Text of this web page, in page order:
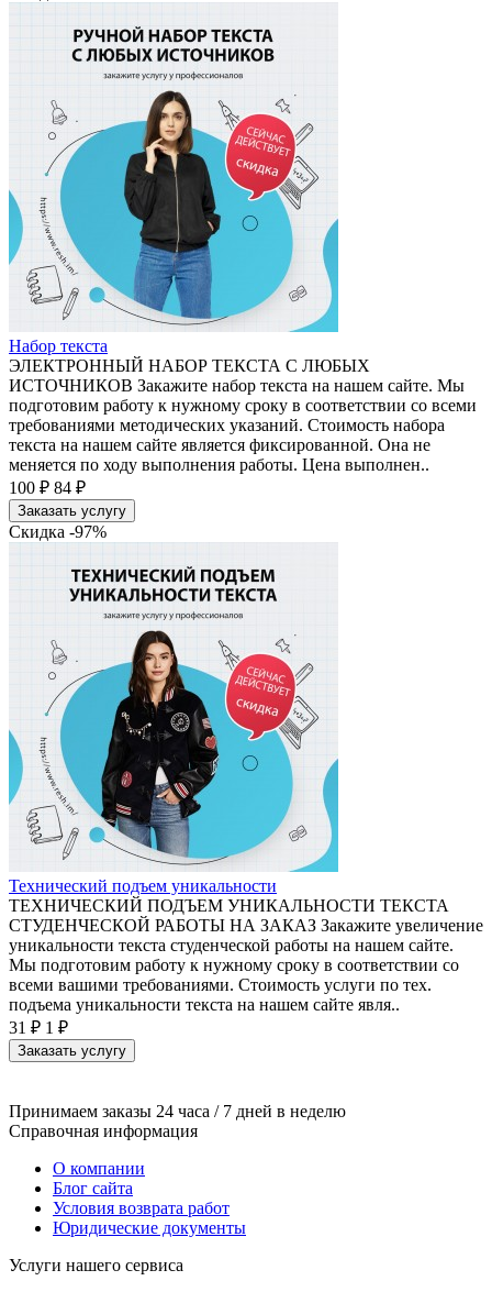
Набор текста
ЭЛЕКТРОННЫЙ НАБОР ТЕКСТА С ЛЮБЫХ
ИСТОЧНИКОВ Закажите набор текста на нашем сайте. Мы
подготовим работу к нужному сроку в соответствии со всеми
требованиями методических указаний. Стоимость набора
текста на нашем сайте является фиксированной. Она не
меняется по ходу выполнения работы. Цена выполнен..
100 ₽ 84 ₽
Заказать услугу
Скидка -97%
Технический подъем уникальности
ТЕХНИЧЕСКИЙ ПОДЪЕМ УНИКАЛЬНОСТИ ТЕКСТА
СТУДЕНЧЕСКОЙ РАБОТЫ НА ЗАКАЗ Закажите увеличение
уникальности текста студенческой работы на нашем сайте.
Мы подготовим работу к нужному сроку в соответствии со
всеми вашими требованиями. Стоимость услуги по тех.
подъема уникальности текста на нашем сайте явля..
31 ₽ 1 ₽
Заказать услугу
Принимаем заказы 24 часа / 7 дней в неделю
Справочная информация
О компании
Блог сайта
Условия возврата работ
Юридические документы
Услуги нашего сервиса